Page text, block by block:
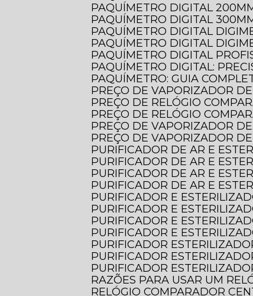
PAQUÍMETRO DIGITAL
PAQUÍMETRO DIGITAL
PAQUÍMETRO DIGITAL
PAQUÍMETRO DIGITAL
PAQUÍMETRO DIGITAL
PAQUÍMETRO DIGITAL:
PAQUÍMETRO: GUIA
PREÇO DE VAPORIZADOR
PREÇO DE RELÓGIO
PREÇO DE RELÓGIO
PREÇO DE VAPORIZADOR
PREÇO DE VAPORIZADOR
PURIFICADOR DE AR E
PURIFICADOR DE AR E
PURIFICADOR DE AR E
PURIFICADOR DE AR E
PURIFICADOR E
PURIFICADOR E
PURIFICADOR E
PURIFICADOR E
PURIFICADOR
PURIFICADOR
PURIFICADOR
RAZÕES PARA USAR UM
RELÓGIO COMPARADOR